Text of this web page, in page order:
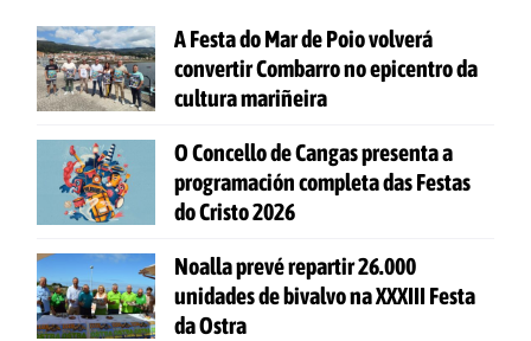
A Festa do Mar de Poio volverá
convertir Combarro no epicentro da
cultura mariñeira
O Concello de Cangas presenta a
programación completa das Festas
do Cristo 2026
Noalla prevé repartir 26.000
unidades de bivalvo na XXXIII Festa
da Ostra